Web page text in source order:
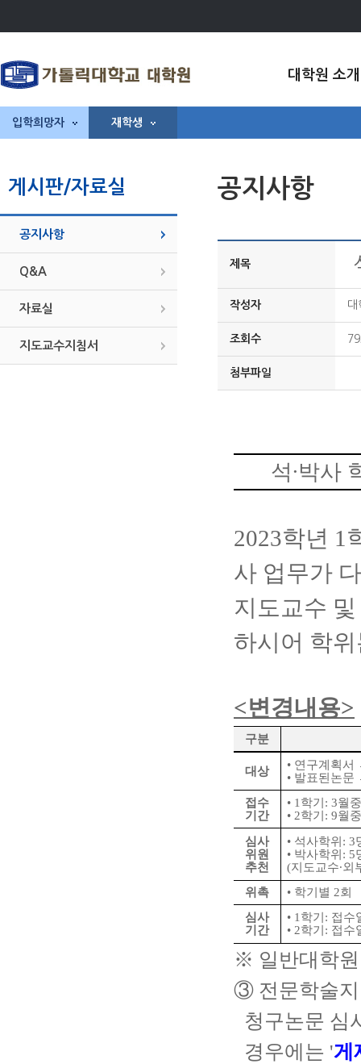
대학원 소개
입학희망자 재학생
게시판/자료실
공지사항
Q&A
자료실
지도교수지침서
공지사항
제목
작성자 대
조회수
첨부파일
석∙박사
2023학년 1
사 업무가
지도교수
하시어 학
<변경내용>
구분
대상 • 연구계획서
• 발표된논문
접수
기간
• 1 학기 : 3월
• 2학기 : 9월
심사
위원
추천
• 석사학위 : 3
• 박사학위 : 5
(지도교수∙외
위촉
• 학기별 2회
심사
기간
• 1 학기 : 접수
• 2학기 : 접수
※ 일반대학
③ 전문학술
청구논문 심
경우에는 '게